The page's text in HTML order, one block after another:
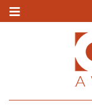
Skip
to